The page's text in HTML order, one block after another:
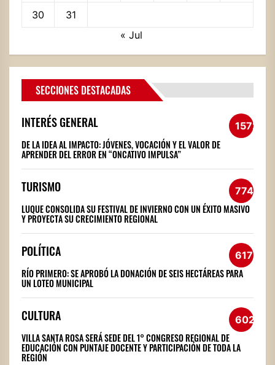
30
31
« Jul
SECCIONES DESTACADAS
INTERÉS GENERAL 1572
DE LA IDEA AL IMPACTO: JÓVENES, VOCACIÓN Y EL VALOR DE
APRENDER DEL ERROR EN “ONCATIVO IMPULSA”
TURISMO 774
LUQUE CONSOLIDA SU FESTIVAL DE INVIERNO CON UN ÉXITO MASIVO
Y PROYECTA SU CRECIMIENTO REGIONAL
POLÍTICA 617
RÍO PRIMERO: SE APROBÓ LA DONACIÓN DE SEIS HECTÁREAS PARA
UN LOTEO MUNICIPAL
CULTURA 602
VILLA SANTA ROSA SERÁ SEDE DEL 1° CONGRESO REGIONAL DE
EDUCACIÓN CON PUNTAJE DOCENTE Y PARTICIPACIÓN DE TODA LA
REGIÓN